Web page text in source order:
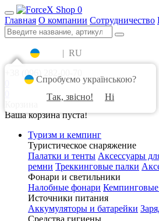
0
Главная О компании Сотрудничество
| RU
+38 (096) 282-00-70
Ваша корзина пуста!
Туризм и кемпинг
Туристическое снаряжение
Палатки и тенты Аксессуары
ремни Треккинговые палки
Фонари и светильники
Налобные фонари
Источники питания
Аккумуляторы и батарейки
Спробуємо українською?
Так, звісно!
Ні